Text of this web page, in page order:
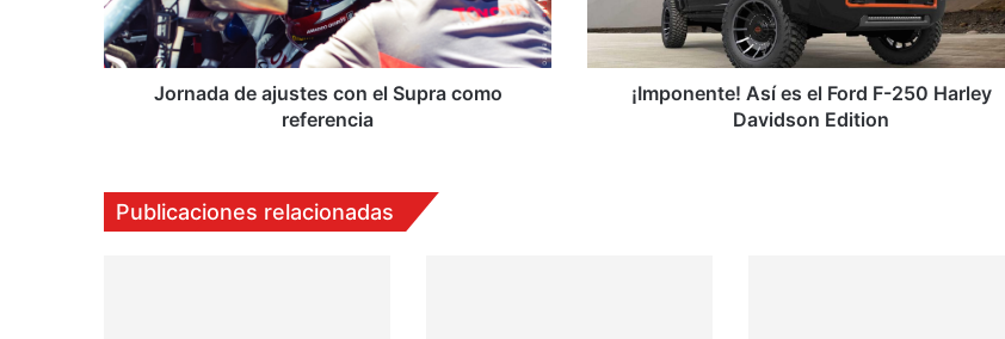
como
referencia
Jornada de ajustes con el Supra como
referencia
Harley
Davidson
Edition¡Imponente! Así es el Ford F-250 Harley
Davidson Edition
Publicaciones relacionadas